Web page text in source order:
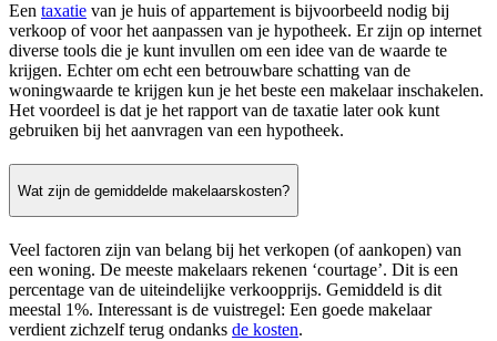
Een taxatie van je huis of appartement is bijvoorbeeld nodig bij
verkoop of voor het aanpassen van je hypotheek. Er zijn op internet
diverse tools die je kunt invullen om een idee van de waarde te
krijgen. Echter om echt een betrouwbare schatting van de
woningwaarde te krijgen kun je het beste een makelaar inschakelen.
Het voordeel is dat je het rapport van de taxatie later ook kunt
gebruiken bij het aanvragen van een hypotheek.
Wat zijn de gemiddelde makelaarskosten?
Veel factoren zijn van belang bij het verkopen (of aankopen) van
een woning. De meeste makelaars rekenen ‘courtage’. Dit is een
percentage van de uiteindelijke verkoopprijs. Gemiddeld is dit
meestal 1%. Interessant is de vuistregel: Een goede makelaar
verdient zichzelf terug ondanks de kosten.